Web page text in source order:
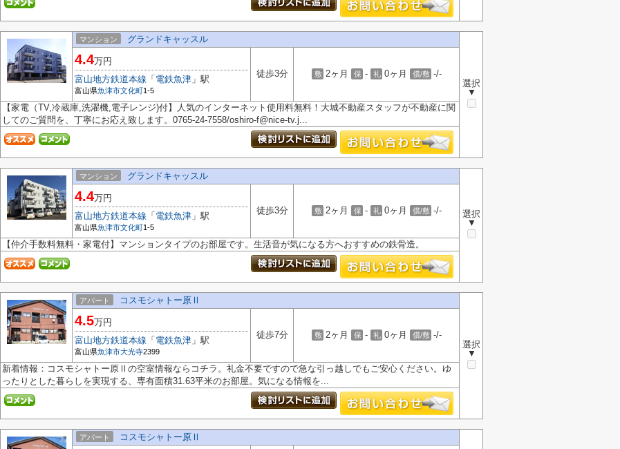
マンション グランドキャッスル
選択
▼
4.4万円
富山地方鉄道本線 「 電鉄魚津 」駅
富山県魚津市文化町1-5
徒歩3分 敷 2ヶ月 保 - 礼 0ヶ月 償/敷 -/-
【家電（TV,冷蔵庫,洗濯機,電子レンジ)付】人気のインターネット使用料無料！大城不動産スタッフが不動産に関
してのご質問を、丁寧にお応え致します。0765-24-7558/oshiro-f@nice-tv.j...
マンション グランドキャッスル
選択
▼
4.4万円
富山地方鉄道本線 「 電鉄魚津 」駅
富山県魚津市文化町1-5
徒歩3分 敷 2ヶ月 保 - 礼 0ヶ月 償/敷 -/-
【仲介手数料無料・家電付】マンションタイプのお部屋です。生活音が気になる方へおすすめの鉄骨造。
アパート コスモシャトー原Ⅱ
選択
▼
4.5万円
富山地方鉄道本線 「 電鉄魚津 」駅
富山県魚津市大光寺2399
徒歩7分 敷 2ヶ月 保 - 礼 0ヶ月 償/敷 -/-
新着情報：コスモシャトー原Ⅱの空室情報ならコチラ。礼金不要ですので急な引っ越しでもご安心ください。ゆ
ったりとした暮らしを実現する、専有面積31.63平米のお部屋。気になる情報を...
アパート コスモシャトー原Ⅱ